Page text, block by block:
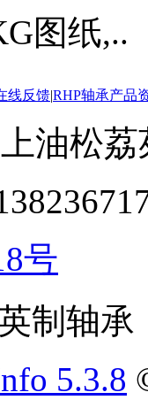
图纸,..
线反馈|RHP轴承产品
油松
号
制轴
5.3.8